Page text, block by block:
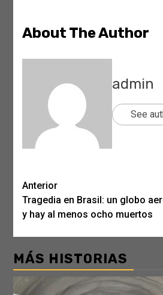
About The Author
admin
See
Post
navigation
Anterior
Tragedia en Brasil: un globo
y hay al menos ocho muertos
MÁS HISTORIAS